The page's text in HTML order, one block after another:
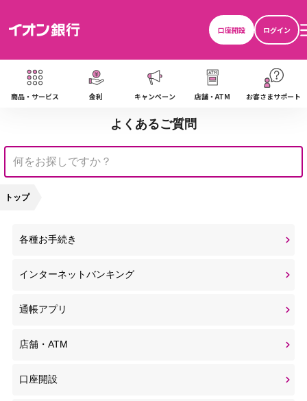
口座開設
ログイン
商品・サービス 金利 キャンペーン 店舗・ATM お客さまサポート
よくあるご質問
トップ
各種お手続き
インターネットバンキング
通帳アプリ
店舗・ATM
口座開設